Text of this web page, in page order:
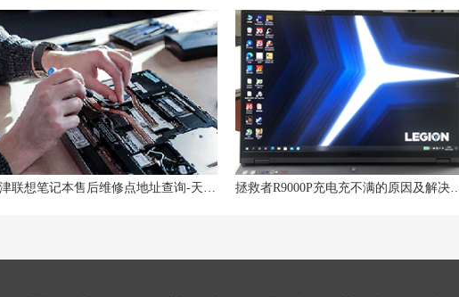
拯救者R9000P充电充不满的原因及解决方法